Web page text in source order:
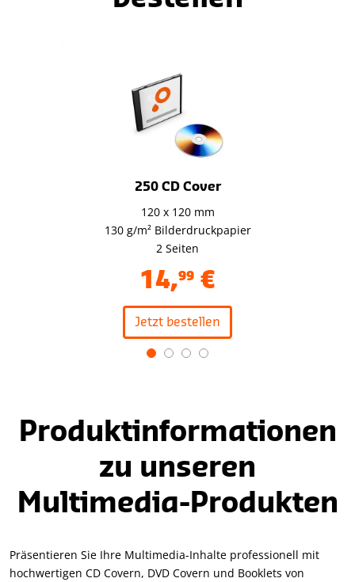
250 CD Cover
120 x 120 mm
130 g/m² Bilderdruckpapier
2 Seiten
14,99 €
Jetzt bestellen
Produktinformationen
zu unseren
Multimedia-Produkten
Präsentieren Sie Ihre Multimedia-Inhalte professionell mit
hochwertigen CD Covern, DVD Covern und Booklets von